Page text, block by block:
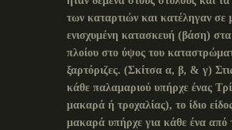
των καταρτιών και κατέληγαν σε
ενισχυμένη κατασκευή (βάση)
πλοίου στο ύψος του
ξαρτόριζες. (Σκίτσα α, β, & γ)
κάθε παλαμαριού υπήρχε ένας
μακαρά ή τροχαλίας), το ίδιο
μακαρά υπήρχε για κάθε ένα από